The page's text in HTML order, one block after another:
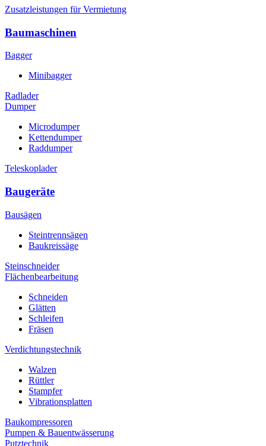
Zusatzleistungen für Vermietung
Baumaschinen
Bagger
Minibagger
Radlader
Dumper
Microdumper
Kettendumper
Raddumper
Teleskoplader
Baugeräte
Bausägen
Steintrennsägen
Baukreissäge
Steinschneider
Flächenbearbeitung
Schneiden
Glätten
Schleifen
Fräsen
Verdichtungstechnik
Walzen
Rüttler
Stampfer
Vibrationsplatten
Baukompressoren
Pumpen & Bauentwässerung
Putztechnik